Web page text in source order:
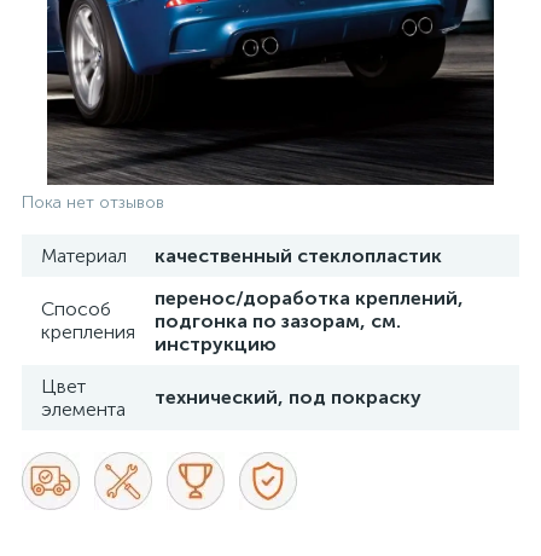
Пока нет отзывов
Материал качественный стеклопластик
Способ
крепления
перенос/доработка креплений,
подгонка по зазорам, см.
инструкцию
Цвет
элемента
технический, под покраску